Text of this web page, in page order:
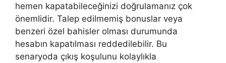
hemen kapatabileceğinizi doğrulamanız çok
önemlidir. Talep edilmemiş bonuslar veya
benzeri özel bahisler olması durumunda
hesabın kapatılması reddedilebilir. Bu
senaryoda çıkış koşulunu kolaylıkla